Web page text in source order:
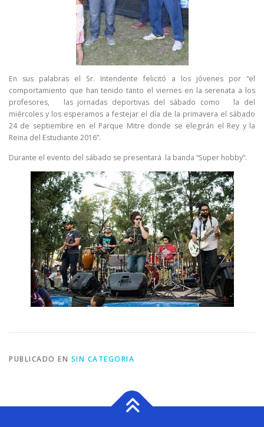
En sus palabras el Sr. Intendente felicitó a los jóvenes por “el
comportamiento que han tenido tanto el viernes en la serenata a los
profesores, las jornadas deportivas del sábado como la del
miércoles y los esperamos a festejar el día de la primavera el sábado
24 de septiembre en el Parque Mitre donde se elegirán el Rey y la
Reina del Estudiante 2016”.
Durante el evento del sábado se presentará la banda “Super hobby”.
PUBLICADO EN SIN CATEGORIA